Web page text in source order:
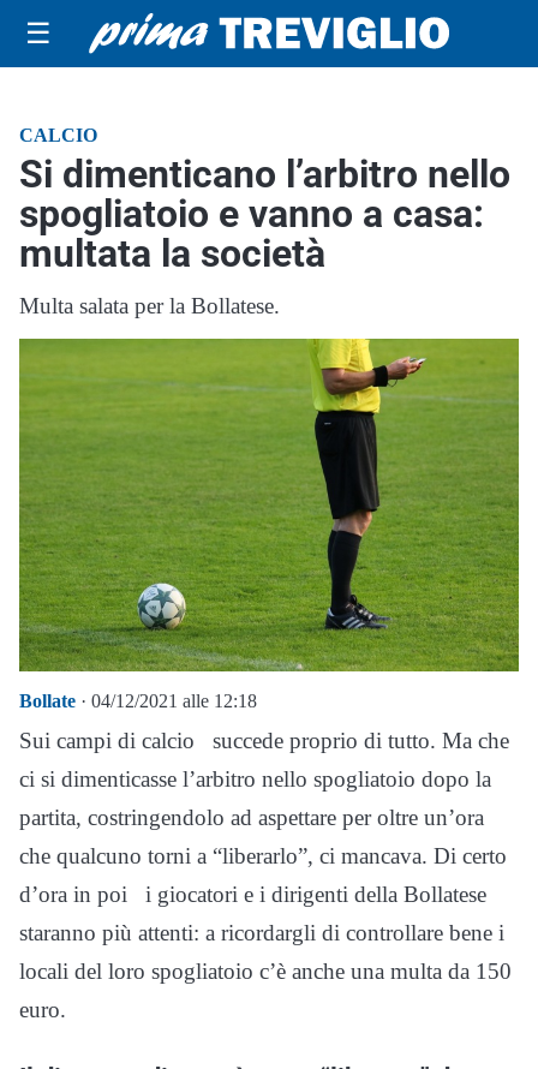
☰
CALCIO
Si dimenticano l’arbitro nello
spogliatoio e vanno a casa:
multata la società
Multa salata per la Bollatese.
Bollate · 04/12/2021 alle 12:18
Sui campi di calcio succede proprio di tutto. Ma che
ci si dimenticasse l’arbitro nello spogliatoio dopo la
partita, costringendolo ad aspettare per oltre un’ora
che qualcuno torni a “liberarlo”, ci mancava. Di certo
d’ora in poi i giocatori e i dirigenti della Bollatese
staranno più attenti: a ricordargli di controllare bene i
locali del loro spogliatoio c’è anche una multa da 150
euro.